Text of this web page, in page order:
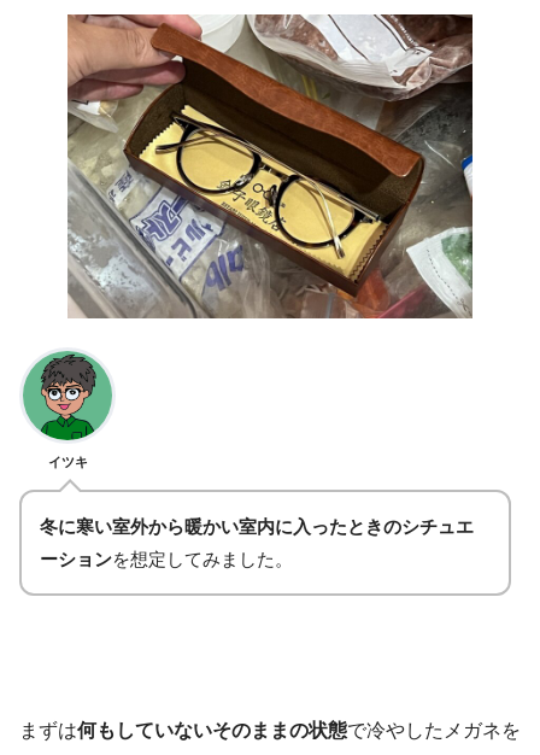
イツキ
冬に寒い室外から暖かい室内に入ったときのシチュエ
ーションを想定してみました。
まずは何もしていないそのままの状態で冷やしたメガネを